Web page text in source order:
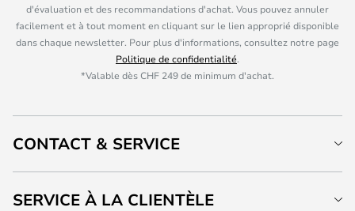
d'évaluation et des recommandations d'achat. Vous pouvez annuler
facilement et à tout moment en cliquant sur le lien approprié disponible
dans chaque newsletter. Pour plus d'informations, consultez notre page
Politique de confidentialité.
*Valable dès CHF 249 de minimum d'achat.
CONTACT & SERVICE
SERVICE À LA CLIENTÈLE